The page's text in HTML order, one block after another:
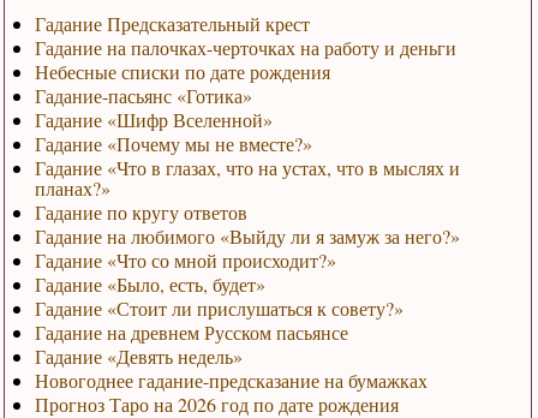
Гадание Предсказательный крест
Гадание на палочках-черточках на работу и деньги
Небесные списки по дате рождения
Гадание-пасьянс «Готика»
Гадание «Шифр Вселенной»
Гадание «Почему мы не вместе?»
Гадание «Что в глазах, что на устах, что в мыслях и
планах?»
Гадание по кругу ответов
Гадание на любимого «Выйду ли я замуж за него?»
Гадание «Что со мной происходит?»
Гадание «Было, есть, будет»
Гадание «Стоит ли прислушаться к совету?»
Гадание на древнем Русском пасьянсе
Гадание «Девять недель»
Новогоднее гадание-предсказание на бумажках
Прогноз Таро на 2026 год по дате рождения